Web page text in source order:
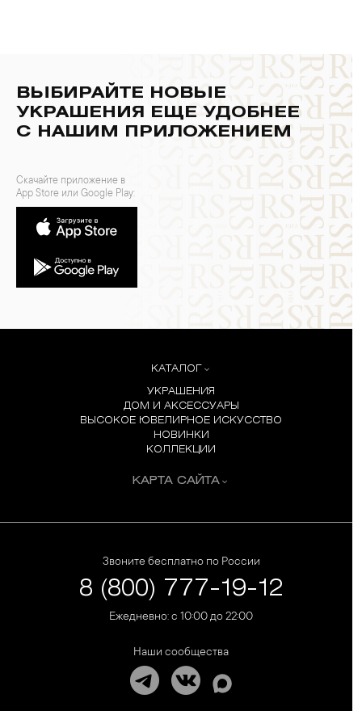
ВЫБИРАЙТЕ НОВЫЕ
УКРАШЕНИЯ ЕЩЕ УДОБНЕЕ
С НАШИМ ПРИЛОЖЕНИЕМ
Скачайте приложение в
App Store или Google Play:
КАТАЛОГ
УКРАШЕНИЯ
ДОМ И АКСЕССУАРЫ
ВЫСОКОЕ ЮВЕЛИРНОЕ ИСКУССТВО
НОВИНКИ
КОЛЛЕКЦИИ
КАРТА САЙТА
Звоните бесплатно по России
8 (800) 777-19-12
Ежедневно: с 10:00 до 22:00
Наши сообщества